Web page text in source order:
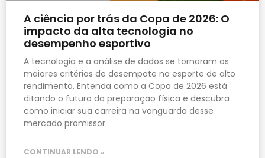
A ciência por trás da Copa de 2026: O
impacto da alta tecnologia no
desempenho esportivo
A tecnologia e a análise de dados se tornaram os
maiores critérios de desempate no esporte de alto
rendimento. Entenda como a Copa de 2026 está
ditando o futuro da preparação física e descubra
como iniciar sua carreira na vanguarda desse
mercado promissor.
CONTINUAR LENDO »